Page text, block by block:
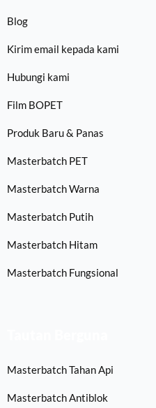
Blog
Kirim email kepada kami
Hubungi kami
Film BOPET
Produk Baru & Panas
Masterbatch PET
Masterbatch Warna
Masterbatch Putih
Masterbatch Hitam
Masterbatch Fungsional
Masterbatch Tahan Api
Masterbatch Antiblok